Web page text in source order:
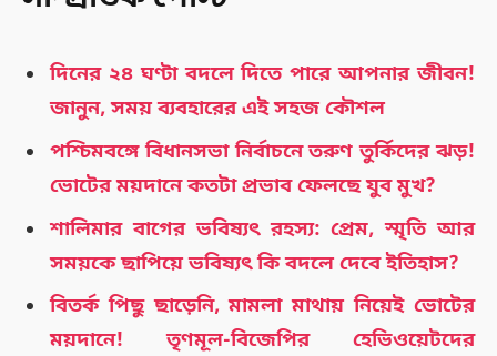
দিনের ২৪ ঘণ্টা বদলে দিতে পারে আপনার জীবন!
জানুন, সময় ব্যবহারের এই সহজ কৌশল
পশ্চিমবঙ্গে বিধানসভা নির্বাচনে তরুণ তুর্কিদের ঝড়!
ভোটের ময়দানে কতটা প্রভাব ফেলছে যুব মুখ?
শালিমার বাগের ভবিষ্যৎ রহস্য: প্রেম, স্মৃতি আর
সময়কে ছাপিয়ে ভবিষ্যৎ কি বদলে দেবে ইতিহাস?
বিতর্ক পিছু ছাড়েনি, মামলা মাথায় নিয়েই ভোটের
ময়দানে! তৃণমূল-বিজেপির হেভিওয়েটদের